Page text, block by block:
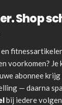
Shop
voorkomen?
abonnee
— daarna
bij iedere